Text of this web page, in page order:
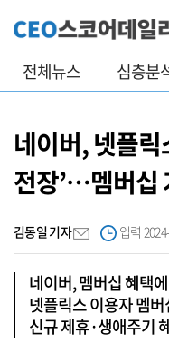
전체뉴스 심층분
네이버, 넷플릭
전장’…멤버십
김동일 기자 입력
네이버, 멤버십 혜택
넷플릭스 이용자 멤
신규 제휴·생애주기